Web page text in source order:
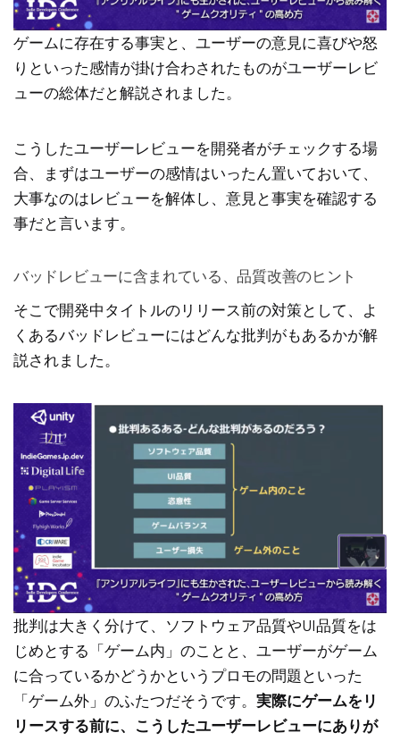
ゲームに存在する事実と、ユーザーの意見に喜びや怒
りといった感情が掛け合わされたものがユーザーレビ
ューの総体だと解説されました。
こうしたユーザーレビューを開発者がチェックする場
合、まずはユーザーの感情はいったん置いておいて、
大事なのはレビューを解体し、意見と事実を確認する
事だと言います。
バッドレビューに含まれている、品質改善のヒント
そこで開発中タイトルのリリース前の対策として、よ
くあるバッドレビューにはどんな批判がもあるかが解
説されました。
批判は大きく分けて、ソフトウェア品質やUI品質をは
じめとする「ゲーム内」のことと、ユーザーがゲーム
に合っているかどうかというプロモの問題といった
「ゲーム外」のふたつだそうです。 実際にゲームをリ
リースする前に、こうしたユーザーレビューにありが